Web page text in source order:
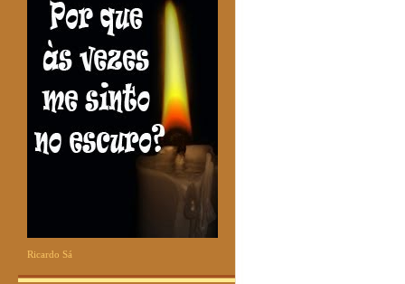
Ricardo Sá